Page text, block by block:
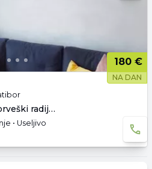
180 €
NA DAN
1.5 soba | namešteno | norveški radijatori
• Useljivo